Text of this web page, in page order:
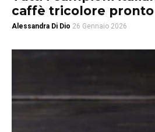
caffè tricolore pronto
Alessandra Di Dio 26 Gennaio 2026